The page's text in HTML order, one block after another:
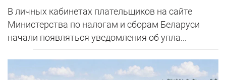
В личных кабинетах плательщиков на сайте
Министерства по налогам и сборам Беларуси
начали появляться уведомления об упла...